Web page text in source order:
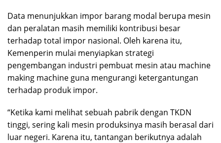
Data menunjukkan impor barang modal berupa mesin
dan peralatan masih memiliki kontribusi besar
terhadap total impor nasional. Oleh karena itu,
Kemenperin mulai menyiapkan strategi
pengembangan industri pembuat mesin atau machine
making machine guna mengurangi ketergantungan
terhadap produk impor.
“Ketika kami melihat sebuah pabrik dengan TKDN
tinggi, sering kali mesin produksinya masih berasal dari
luar negeri. Karena itu, tantangan berikutnya adalah